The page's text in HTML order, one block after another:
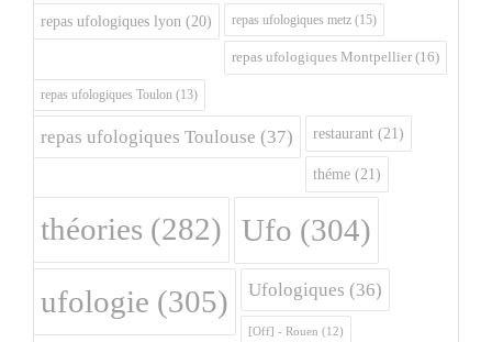
repas ufologiques lyon (20) repas ufologiques metz (15)
repas ufologiques Montpellier (16)
repas ufologiques Toulon (13)
repas ufologiques Toulouse (37) restaurant (21)
théme (21)
théories (282) Ufo (304)
ufologie (305) Ufologiques (36)
[Off] - Rouen (12)